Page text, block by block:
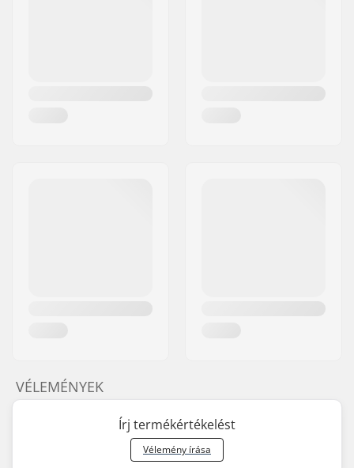
VÉLEMÉNYEK
Írj termékértékelést
Vélemény írása